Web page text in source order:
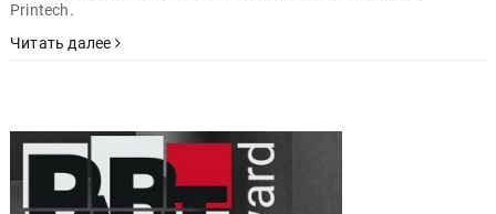
Printech.
Читать далее